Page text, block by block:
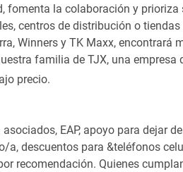
fomenta la colaboración y prioriza
centros de distribución o
Winners y TK Maxx, encontrará
familia de TJX, una
precio.
EAP, apoyo para dejar
descuentos para &teléfonos
recomendación. Quienes